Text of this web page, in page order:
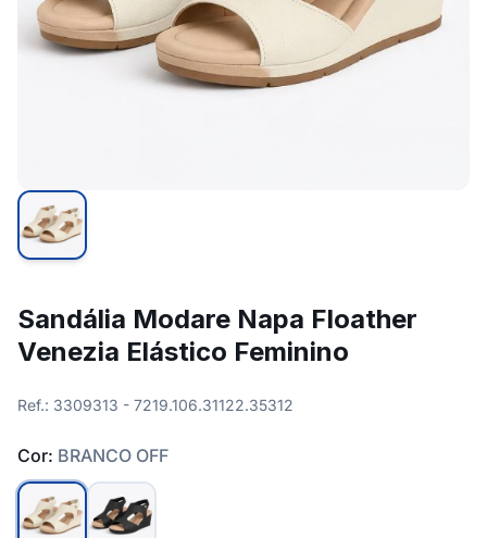
Sandália Modare Napa Floather
Venezia Elástico Feminino
Ref.: 3309313 - 7219.106.31122.35312
Cor: BRANCO OFF